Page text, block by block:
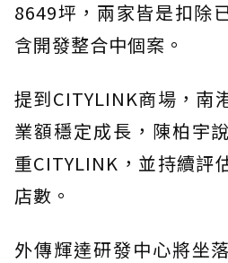
8649坪，兩家皆是扣除
含開發整合中個案。
提到CITYLINK商場，南
業額穩定成長，陳柏宇
重CITYLINK，並持續評
店數。
外傳輝達研發中心將坐